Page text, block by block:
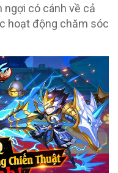
ngợi có cánh về cả
hoạt động chăm sóc